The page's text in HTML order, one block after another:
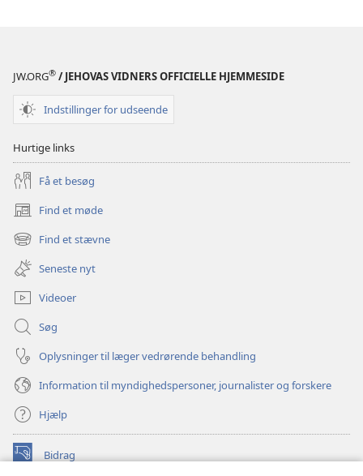
JW.ORG® / JEHOVAS VIDNERS OFFICIELLE HJEMMESIDE
Indstillinger for udseende
Hurtige links
Få et besøg
Find et møde
(åbner
nyt
vindue)
Find et stævne
(åbner
nyt
vindue)
Seneste nyt
Videoer
Søg
Oplysninger til læger vedrørende behandling
Information til myndighedspersoner, journalister og forskere
Hjælp
Bidrag
(åbner